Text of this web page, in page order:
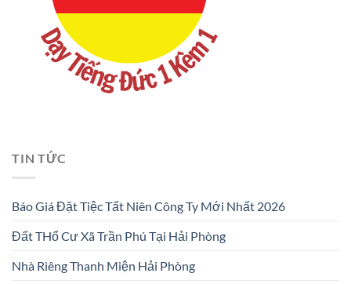
TIN TỨC
Báo Giá Đặt Tiệc Tất Niên Công Ty Mới Nhất 2026
Đất THổ Cư Xã Trần Phú Tại Hải Phòng
Nhà Riêng Thanh Miện Hải Phòng